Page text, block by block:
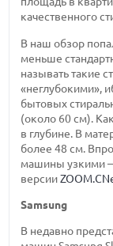
качественного
В наш обзор
меньше
называть такие
«неглубокими»,
бытовых
(около 60 см).
в глубине. В
более 48 см.
машины узкими —
версии
Samsung
В недавно